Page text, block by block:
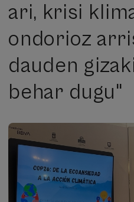
ari, krisi
ondorioz
dauden
behar dugu"